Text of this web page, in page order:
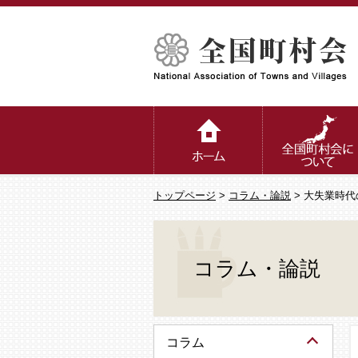
トップページ > コラム・論説 > 大失業時代
コラム・論説
コラム